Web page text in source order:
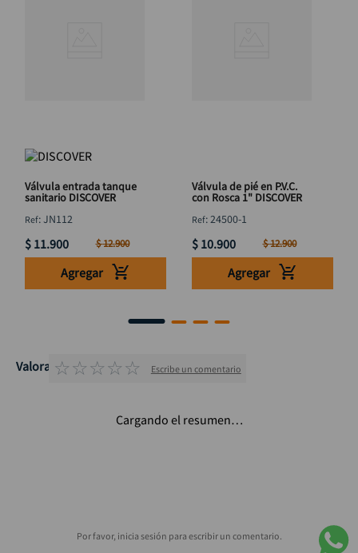
Válvula entrada tanque
sanitario DISCOVER
:JN112
$ 11.900 $12.900
Agregar
Válvula de pié en P.V.C.
con Rosca 1" DISCOVER
:24500-1
$ 10.900 $12.900
Agregar
Valoraciones
☆☆☆☆☆ Escribe un comentario
Cargando el resumen…